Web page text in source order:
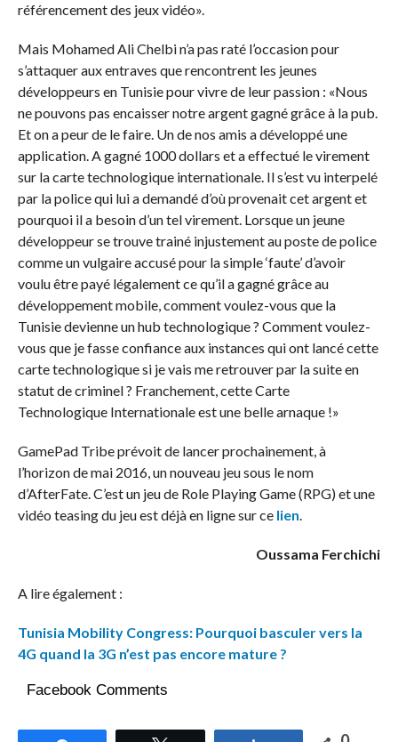
référencement des jeux vidéo».
Mais Mohamed Ali Chelbi n’a pas raté l’occasion pour
s’attaquer aux entraves que rencontrent les jeunes
développeurs en Tunisie pour vivre de leur passion : «Nous
ne pouvons pas encaisser notre argent gagné grâce à la pub.
Et on a peur de le faire. Un de nos amis a développé une
application. A gagné 1000 dollars et a effectué le virement
sur la carte technologique internationale. Il s’est vu interpelé
par la police qui lui a demandé d’où provenait cet argent et
pourquoi il a besoin d’un tel virement. Lorsque un jeune
développeur se trouve trainé injustement au poste de police
comme un vulgaire accusé pour la simple ‘faute’ d’avoir
voulu être payé légalement ce qu’il a gagné grâce au
développement mobile, comment voulez-vous que la
Tunisie devienne un hub technologique ? Comment voulez-
vous que je fasse confiance aux instances qui ont lancé cette
carte technologique si je vais me retrouver par la suite en
statut de criminel ? Franchement, cette Carte
Technologique Internationale est une belle arnaque !»
GamePad Tribe prévoit de lancer prochainement, à
l’horizon de mai 2016, un nouveau jeu sous le nom
d’AfterFate. C’est un jeu de Role Playing Game (RPG) et une
vidéo teasing du jeu est déjà en ligne sur ce lien.
Oussama Ferchichi
A lire également :
Tunisia Mobility Congress: Pourquoi basculer vers la
4G quand la 3G n’est pas encore mature ?
Facebook Comments